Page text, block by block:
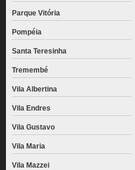
Parque Vitória
Pompéia
Santa Teresinha
Tremembé
Vila Albertina
Vila Endres
Vila Gustavo
Vila Maria
Vila Mazzei